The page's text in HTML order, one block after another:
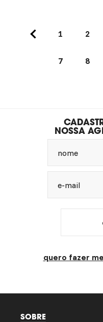
1 2
7 8
NOSSA
nome
e-mail
quero fazer
SOBRE